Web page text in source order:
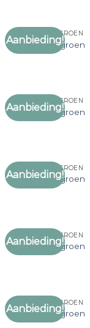
Aanbieding!
DAMES SJAAL GROEN
dames sjaal groen
Aanbieding!
DAMES SJAAL GROEN
dames sjaal groen
Aanbieding!
DAMES SJAAL GROEN
dames sjaal groen
Aanbieding!
DAMES SJAAL GROEN
dames sjaal groen
Aanbieding!
DAMES SJAAL GROEN
dames sjaal groen